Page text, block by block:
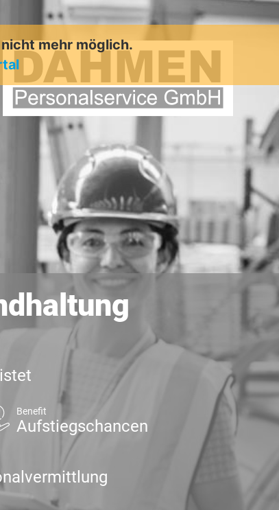
mehr möglich.
Benefit
Aufstiegschancen